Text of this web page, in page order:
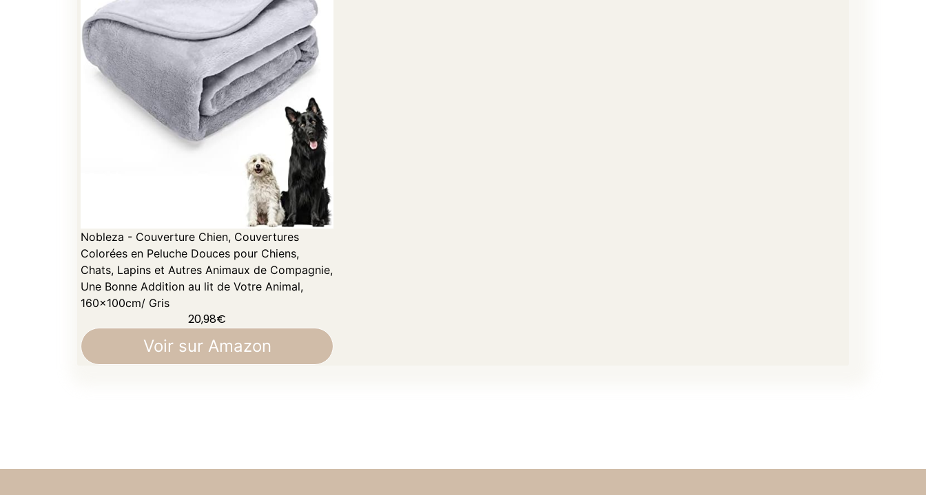
Nobleza - Couverture Chien, Couvertures
Colorées en Peluche Douces pour Chiens,
Chats, Lapins et Autres Animaux de Compagnie,
Une Bonne Addition au lit de Votre Animal,
160×100cm/ Gris
20,98€
Voir sur Amazon